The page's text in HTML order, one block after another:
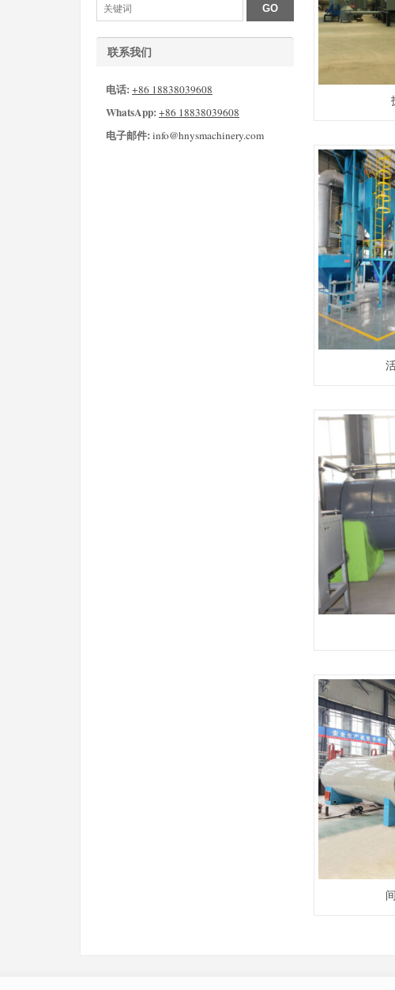
联系我们
电话:+86 18838039608
WhatsApp:+86 18838039608
电子邮件:info@hnysmachinery.com